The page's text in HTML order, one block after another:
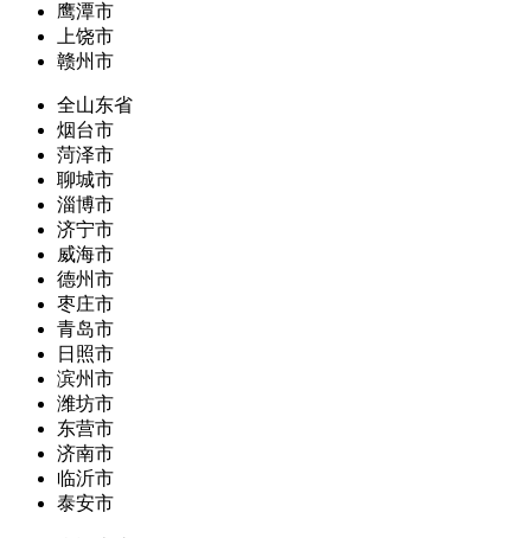
鹰潭市
上饶市
赣州市
全山东省
烟台市
菏泽市
聊城市
淄博市
济宁市
威海市
德州市
枣庄市
青岛市
日照市
滨州市
潍坊市
东营市
济南市
临沂市
泰安市